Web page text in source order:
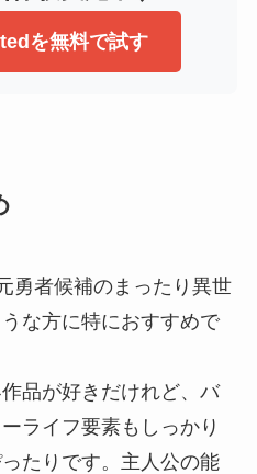
を無料で試す
勇者候補のまったり異世
な方に特におすすめで
品が好きだけれど、バ
ライフ要素もしっかり
たりです。主人公の能